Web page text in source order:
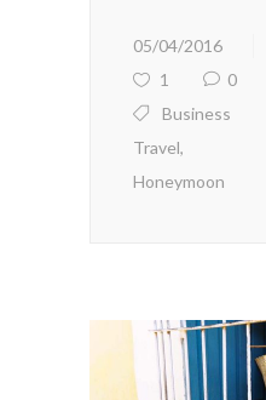
05/04/2016
1
0
Business
Travel,
Honeymoon